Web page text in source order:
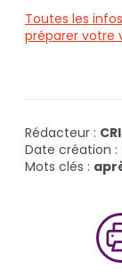
Toutes les
préparer votre
Rédacteur :
Date création :
Mots clés :